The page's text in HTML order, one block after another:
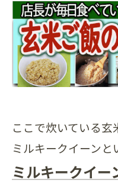
ここで炊いている玄
ミルキークイーンと
ミルキークイー